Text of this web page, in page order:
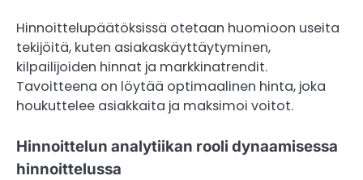
Hinnoittelupäätöksissä otetaan huomioon useita
tekijöitä, kuten asiakaskäyttäytyminen,
kilpailijoiden hinnat ja markkinatrendit.
Tavoitteena on löytää optimaalinen hinta, joka
houkuttelee asiakkaita ja maksimoi voitot.
Hinnoittelun analytiikan rooli dynaamisessa
hinnoittelussa